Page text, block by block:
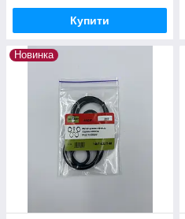
Купити
Новинка